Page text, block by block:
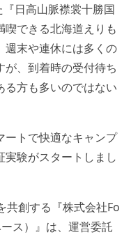
日高山脈襟裳十勝国
できる北海道えりも
週末や連休には多くの
、到着時の受付待ち
る方も多いのではない
ートで快適なキャンプ
験がスタートしまし
共創する『株式会社Fo
ス）』は、運営委託